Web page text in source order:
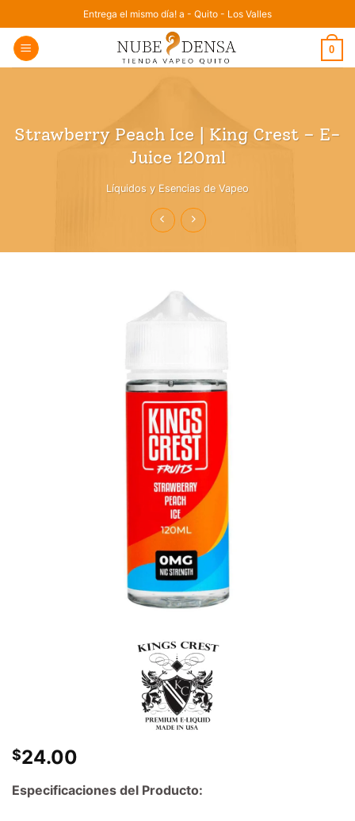
contenido
Entrega el mismo día! a - Quito - Los Valles
0
Strawberry Peach Ice | King Crest – E-
Juice 120ml
Líquidos y Esencias de Vapeo
$24.00
Especificaciones del Producto: